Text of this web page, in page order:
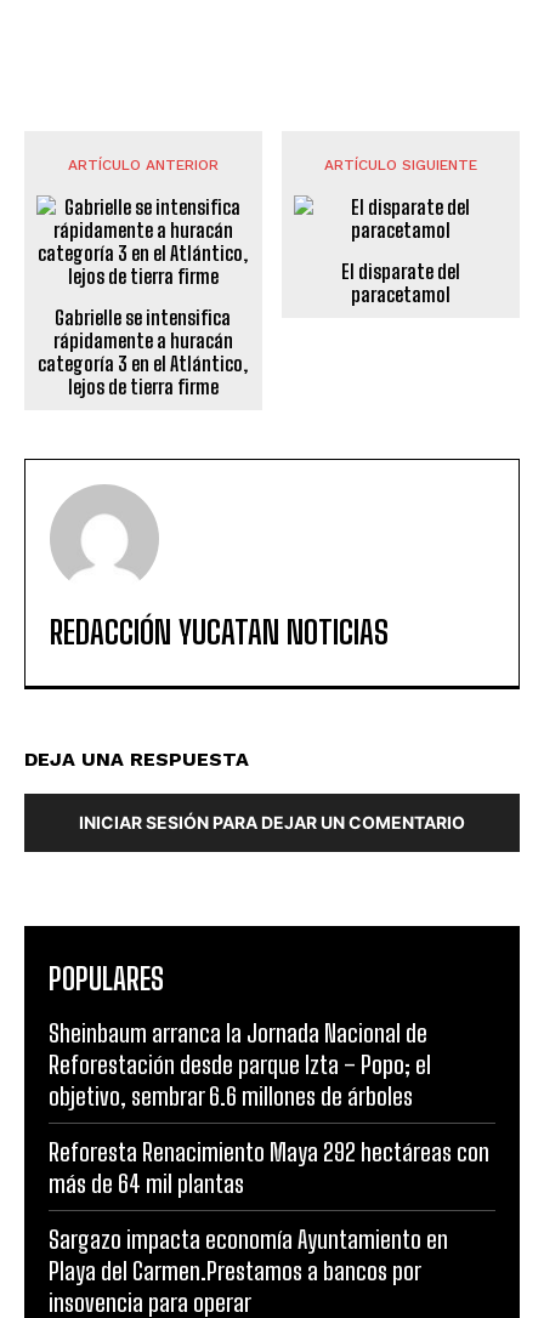
ARTÍCULO ANTERIOR
Gabrielle se intensifica
rápidamente a huracán
categoría 3 en el Atlántico,
lejos de tierra firme
ARTÍCULO SIGUIENTE
El disparate del
paracetamol
REDACCIÓN YUCATAN NOTICIAS
DEJA UNA RESPUESTA
INICIAR SESIÓN PARA DEJAR UN COMENTARIO
POPULARES
Sheinbaum arranca la Jornada Nacional de
Reforestación desde parque Izta – Popo; el
objetivo, sembrar 6.6 millones de árboles
Reforesta Renacimiento Maya 292 hectáreas con
más de 64 mil plantas
Sargazo impacta economía Ayuntamiento en
Playa del Carmen.Prestamos a bancos por
insovencia para operar